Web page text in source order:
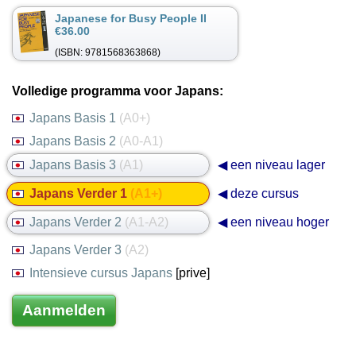
Japanese for Busy People II
€36.00
(ISBN: 9781568363868)
Volledige programma voor Japans:
Japans Basis 1 (A0+)
Japans Basis 2 (A0-A1)
Japans Basis 3 (A1) ◀ een niveau lager
Japans Verder 1 (A1+) ◀ deze cursus
Japans Verder 2 (A1-A2) ◀ een niveau hoger
Japans Verder 3 (A2)
Intensieve cursus Japans [prive]
Aanmelden